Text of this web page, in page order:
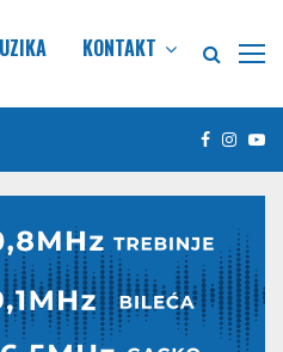
KONTAKT
Facebook